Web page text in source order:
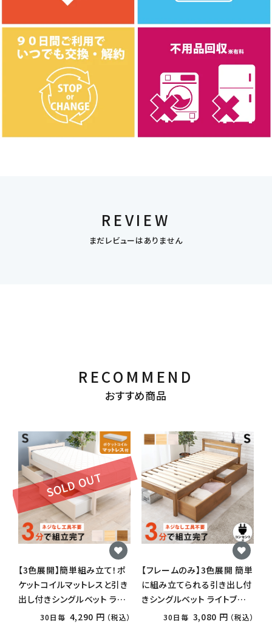
REVIEW
まだレビューはありません
RECOMMEND
おすすめ商品
SOLD OUT
【3色展開】簡単組み立て！ポ
ケットコイルマットレスと引き
出し付きシングルベット ライ
トブラウンorプレーンナチュ
30日毎 4,290 円 （税込）
【フレームのみ】3色展開 簡単
に組み立てられる引き出し付
きシングルベット ライトブラウ
ンorプレーンナチュラルorウ
30日毎 3,080 円 （税込）